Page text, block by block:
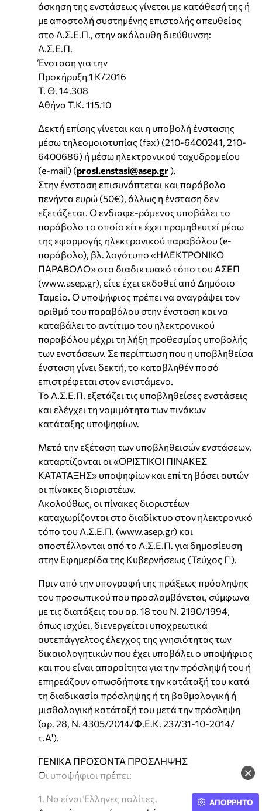
×
άσκηση της ενστάσεως γίνεται με κατάθεσή της ή
με αποστολή συστημένης επιστολής απευθείας
στο Α.Σ.Ε.Π., στην ακόλουθη διεύθυνση:
Α.Σ.Ε.Π.
Ένσταση για την
Προκήρυξη 1 Κ/2016
T. Θ. 14.308
Αθήνα Τ.Κ. 115.10
Δεκτή επίσης γίνεται και η υποβολή ένστασης
μέσω τηλεομοιοτυπίας (fax) (210-6400241, 210-
6400686) ή μέσω ηλεκτρονικού ταχυδρομείου
(e-mail) (prosl.enstasi@asep.gr ).
Στην ένσταση επισυνάπτεται και παράβολο
πενήντα ευρώ (50€), άλλως η ένσταση δεν
εξετάζεται. Ο ενδιαφε-ρόμενος υποβάλει το
παράβολο το οποίο είτε έχει προμηθευτεί μέσω
της εφαρμογής ηλεκτρονικού παραβόλου (e-
παράβολο), βλ. λογότυπο «ΗΛΕΚΤΡΟΝΙΚΟ
ΠΑΡΑΒΟΛΟ» στο διαδικτυακό τόπο του ΑΣΕΠ
(www.asep.gr), είτε έχει εκδοθεί από Δημόσιο
Ταμείο. Ο υποψήφιος πρέπει να αναγράψει τον
αριθμό του παραβόλου στην ένσταση και να
καταβάλει το αντίτιμο του ηλεκτρονικού
παραβόλου μέχρι τη λήξη προθεσμίας υποβολής
των ενστάσεων. Σε περίπτωση που η υποβληθείσα
ένσταση γίνει δεκτή, το καταβληθέν ποσό
επιστρέφεται στον ενιστάμενο.
Το Α.Σ.Ε.Π. εξετάζει τις υποβληθείσες ενστάσεις
και ελέγχει τη νομιμότητα των πινάκων
κατάταξης υποψηφίων.
Μετά την εξέταση των υποβληθεισών ενστάσεων,
καταρτίζονται οι «ΟΡΙΣΤΙΚΟΙ ΠΙΝΑΚΕΣ
ΚΑΤΑΤΑΞΗΣ» υποψηφίων και επί τη βάσει αυτών
οι πίνακες διοριστέων.
Ακολούθως, οι πίνακες διοριστέων
καταχωρίζονται στο διαδίκτυο στον ηλεκτρονικό
τόπο του Α.Σ.Ε.Π. (www.asep.gr) και
αποστέλλονται από το Α.Σ.Ε.Π. για δημοσίευση
στην Εφημερίδα της Κυβερνήσεως (Τεύχος Γ').
Πριν από την υπογραφή της πράξεως πρόσληψης
του προσωπικού που προσλαμβάνεται, σύμφωνα
με τις διατάξεις του αρ. 18 του N. 2190/1994,
όπως ισχύει, διενεργείται υποχρεωτικά
αυτεπάγγελτος έλεγχος της γνησιότητας των
δικαιολογητικών που έχει υποβάλει ο υποψήφιος
και που είναι απαραίτητα για την πρόσληψή του ή
επηρεάζουν οπωσδήποτε την κατάταξή του κατά
τη διαδικασία πρόσληψης ή τη βαθμολογική ή
μισθολογική κατάταξή του μετά την πρόσληψη
(αρ. 28, N. 4305/2014/Φ.Ε.Κ. 237/31-10-2014/
τ.Α').
ΓΕΝΙΚΑ ΠΡΟΣΟΝΤΑ ΠΡΟΣΛΗΨΗΣ
Οι υποψήφιοι πρέπει:
1. Να είναι Έλληνες πολίτες.
ΑΠΟΡΡΗΤΟ